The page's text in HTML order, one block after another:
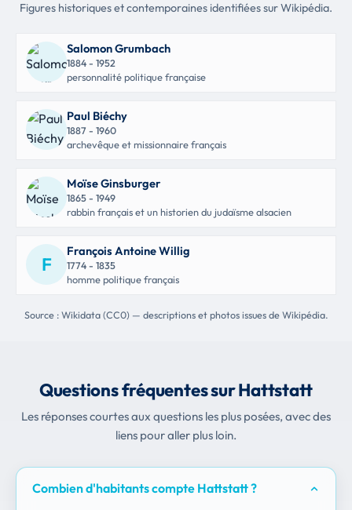
Figures historiques et contemporaines identifiées sur Wikipédia.
Salomon Grumbach
1884 - 1952
personnalité politique française
Paul Biéchy
1887 - 1960
archevêque et missionnaire français
Moïse Ginsburger
1865 - 1949
rabbin français et un historien du judaïsme alsacien
F
François Antoine Willig
1774 - 1835
homme politique français
Source : Wikidata (CC0) — descriptions et photos issues de Wikipédia.
Questions fréquentes sur Hattstatt
Les réponses courtes aux questions les plus posées, avec des
liens pour aller plus loin.
Combien d'habitants compte Hattstatt ?